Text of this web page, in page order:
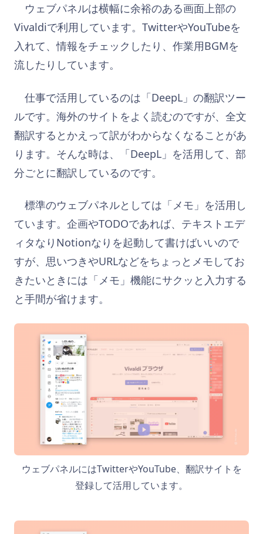
ウェブパネルは横幅に余裕のある画面上部の
Vivaldiで利用しています。TwitterやYouTubeを
入れて、情報をチェックしたり、作業用BGMを
流したりしています。
仕事で活用しているのは「DeepL」の翻訳ツー
ルです。海外のサイトをよく読むのですが、全文
翻訳するとかえって訳がわからなくなることがあ
ります。そんな時は、「DeepL」を活用して、部
分ごとに翻訳しているのです。
標準のウェブパネルとしては「メモ」を活用し
ています。企画やTODOであれば、テキストエデ
ィタなりNotionなりを起動して書けばいいので
すが、思いつきやURLなどをちょっとメモしてお
きたいときには「メモ」機能にサクッと入力する
と手間が省けます。
ウェブパネルにはTwitterやYouTube、翻訳サイトを
登録して活用しています。